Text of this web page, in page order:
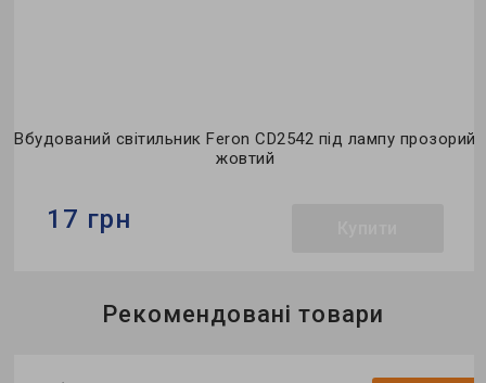
Вбудований світильник Feron CD2542 під лампу прозорий
жовтий
17 грн
Feron
вбудований
Рекомендовані товари